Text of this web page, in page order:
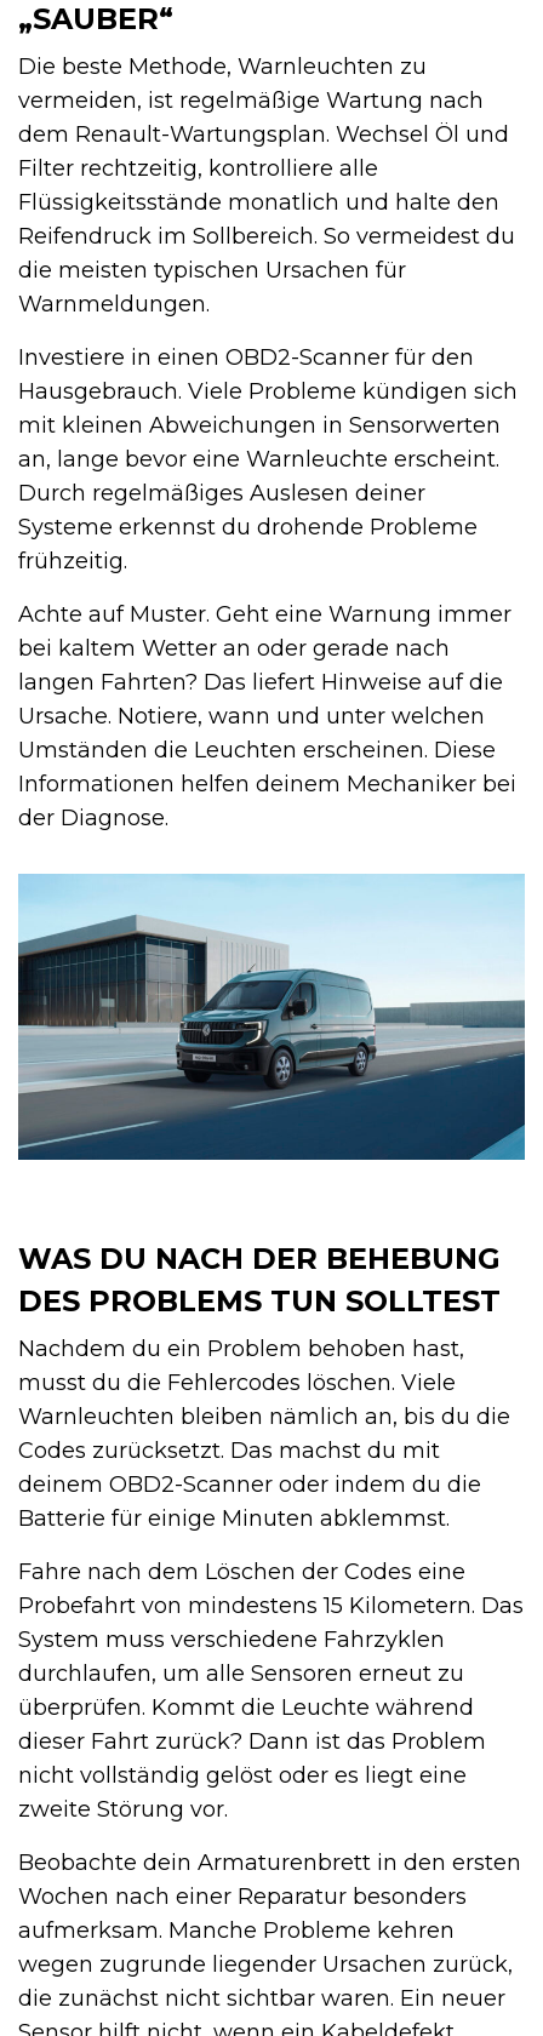
„SAUBER“
Die beste Methode, Warnleuchten zu
vermeiden, ist regelmäßige Wartung nach
dem Renault-Wartungsplan. Wechsel Öl und
Filter rechtzeitig, kontrolliere alle
Flüssigkeitsstände monatlich und halte den
Reifendruck im Sollbereich. So vermeidest du
die meisten typischen Ursachen für
Warnmeldungen.
Investiere in einen OBD2-Scanner für den
Hausgebrauch. Viele Probleme kündigen sich
mit kleinen Abweichungen in Sensorwerten
an, lange bevor eine Warnleuchte erscheint.
Durch regelmäßiges Auslesen deiner
Systeme erkennst du drohende Probleme
frühzeitig.
Achte auf Muster. Geht eine Warnung immer
bei kaltem Wetter an oder gerade nach
langen Fahrten? Das liefert Hinweise auf die
Ursache. Notiere, wann und unter welchen
Umständen die Leuchten erscheinen. Diese
Informationen helfen deinem Mechaniker bei
der Diagnose.
WAS DU NACH DER BEHEBUNG
DES PROBLEMS TUN SOLLTEST
Nachdem du ein Problem behoben hast,
musst du die Fehlercodes löschen. Viele
Warnleuchten bleiben nämlich an, bis du die
Codes zurücksetzt. Das machst du mit
deinem OBD2-Scanner oder indem du die
Batterie für einige Minuten abklemmst.
Fahre nach dem Löschen der Codes eine
Probefahrt von mindestens 15 Kilometern. Das
System muss verschiedene Fahrzyklen
durchlaufen, um alle Sensoren erneut zu
überprüfen. Kommt die Leuchte während
dieser Fahrt zurück? Dann ist das Problem
nicht vollständig gelöst oder es liegt eine
zweite Störung vor.
Beobachte dein Armaturenbrett in den ersten
Wochen nach einer Reparatur besonders
aufmerksam. Manche Probleme kehren
wegen zugrunde liegender Ursachen zurück,
die zunächst nicht sichtbar waren. Ein neuer